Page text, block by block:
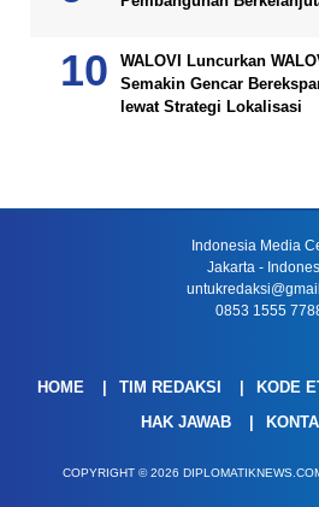
WALOVI Luncurkan
Semakin Gencar
lewat Strategi Lokalisasi
Indonesia Media
Jakarta -
0853 1555
HOME TIM REDAKSI KODE
HAK JAWAB
COPYRIGHT © 2026